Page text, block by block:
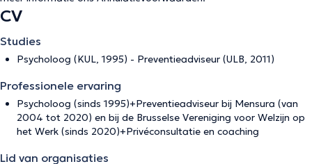
CV
Studies
Psycholoog (KUL, 1995) - Preventieadviseur (ULB, 2011)
Professionele ervaring
Psycholoog (sinds 1995)+Preventieadviseur bij Mensura (van
2004 tot 2020) en bij de Brusselse Vereniging voor Welzijn op
het Werk (sinds 2020)+Privéconsultatie en coaching
Lid van organisaties